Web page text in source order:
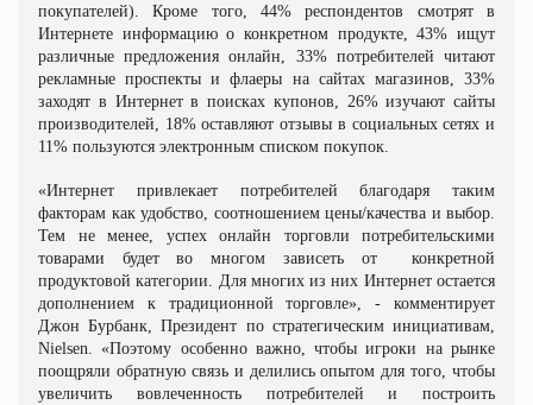
покупателей). Кроме того, 44% респондентов смотрят в
Интернете информацию о конкретном продукте, 43% ищут
различные предложения онлайн, 33% потребителей читают
рекламные проспекты и флаеры на сайтах магазинов, 33%
заходят в Интернет в поисках купонов, 26% изучают сайты
производителей, 18% оставляют отзывы в социальных сетях и
11% пользуются электронным списком покупок.
«Интернет привлекает потребителей благодаря таким
факторам как удобство, соотношением цены/качества и выбор.
Тем не менее, успех онлайн торговли потребительскими
товарами будет во многом зависеть от
конкретной
продуктовой категории. Для многих из них Интернет остается
дополнением к традиционной торговле», - комментирует
Джон Бурбанк, Президент по стратегическим инициативам,
Nielsen. «Поэтому особенно важно, чтобы игроки на рынке
поощряли обратную связь и делились опытом для того, чтобы
увеличить вовлеченность потребителей и построить